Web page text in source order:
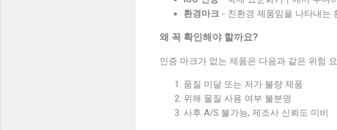
환경마크 - 친환경 제품임을 나타내는
왜 꼭 확인해야 할까요?
인증 마크가 없는 제품은 다음과 같은 위험
품질 미달 또는 저가 불량 제품
위해 물질 사용 여부 불분명
사후 A/S 불가능, 제조사 신뢰도 미비